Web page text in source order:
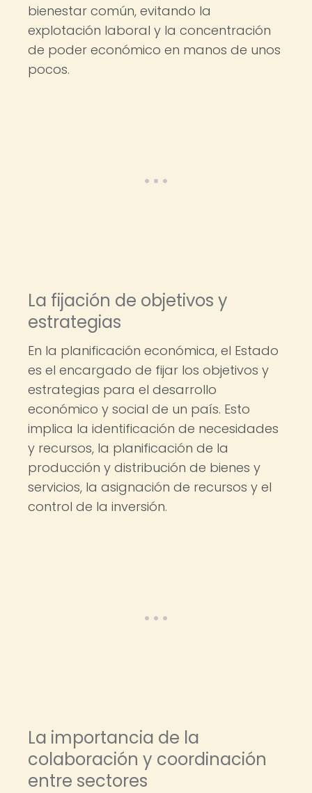
bienestar común, evitando la
explotación laboral y la concentración
de poder económico en manos de unos
pocos.
La fijación de objetivos y
estrategias
En la planificación económica, el Estado
es el encargado de fijar los objetivos y
estrategias para el desarrollo
económico y social de un país. Esto
implica la identificación de necesidades
y recursos, la planificación de la
producción y distribución de bienes y
servicios, la asignación de recursos y el
control de la inversión.
La importancia de la
colaboración y coordinación
entre sectores